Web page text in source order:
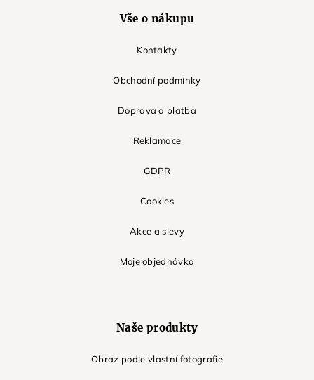
Vše o nákupu
Kontakty
Obchodní podmínky
Doprava a platba
Reklamace
GDPR
Cookies
Akce a slevy
Moje objednávka
Naše produkty
Obraz podle vlastní fotografie